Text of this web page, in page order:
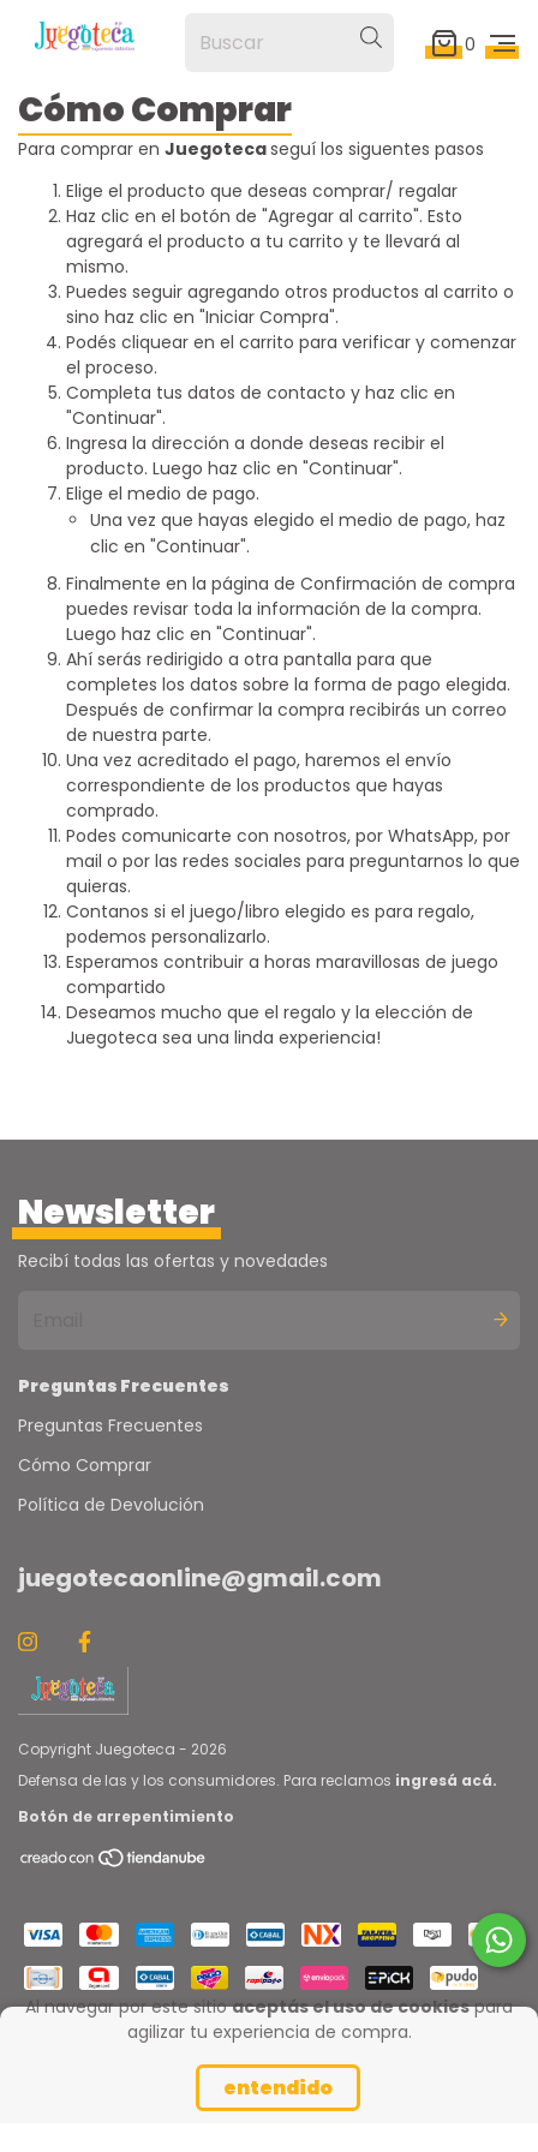
0
Al navegar por este sitioaceptás el uso de cookiespara
agilizar tu experiencia de compra.
entendido
Cómo Comprar
Para comprar en Juegotecaseguí los siguentes pasos
Elige el producto que deseas comprar/ regalar
Haz clic en el botón de "Agregar al carrito". Esto
agregará el producto a tu carrito y te llevará al
mismo.
Puedes seguir agregando otros productos al carrito o
sino haz clic en "Iniciar Compra".
Podés cliquear en el carrito para verificar y comenzar
el proceso.
Completa tus datos de contacto y haz clic en
"Continuar".
Ingresa la dirección a donde deseas recibir el
producto. Luego haz clic en "Continuar".
Elige el medio de pago.
Una vez que hayas elegido el medio de pago, haz
clic en "Continuar".
Finalmente en la página de Confirmación de compra
puedes revisar toda la información de la compra.
Luego haz clic en "Continuar".
Ahí serás redirigido a otra pantalla para que
completes los datos sobre la forma de pago elegida.
Después de confirmar la compra recibirás un correo
de nuestra parte.
Una vez acreditado el pago, haremos el envío
correspondiente de los productos que hayas
comprado.
Podes comunicarte con nosotros, por WhatsApp, por
mail o por las redes sociales para preguntarnos lo que
quieras.
Contanos si el juego/libro elegido es para regalo,
podemos personalizarlo.
Esperamos contribuir a horas maravillosas de juego
compartido
Deseamos mucho que el regalo y la elección de
Juegoteca sea una linda experiencia!
Newsletter
Recibí todas las ofertas y novedades
Preguntas Frecuentes
Preguntas Frecuentes
Cómo Comprar
Política de Devolución
juegotecaonline@gmail.com
Copyright Juegoteca - 2026
Defensa de las y los consumidores. Para reclamos ingresá acá.
Botón de arrepentimiento